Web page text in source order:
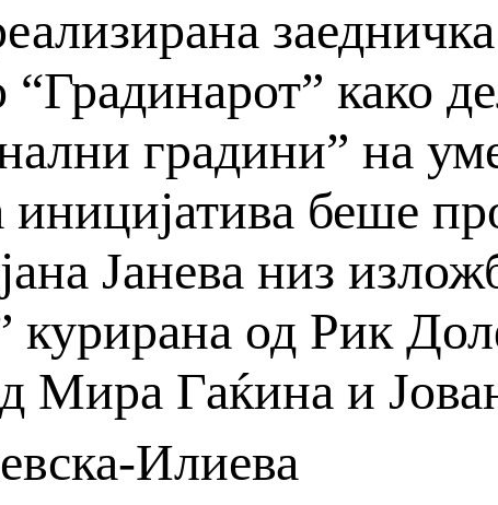
како
градини” на
иницијатива беше
Јанева низ
курирана од Рик
Мира Гаќина и
Илиева